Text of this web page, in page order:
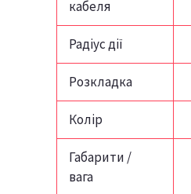
кабеля
Радіус дії
Розкладка
Колір
Габарити /
вага